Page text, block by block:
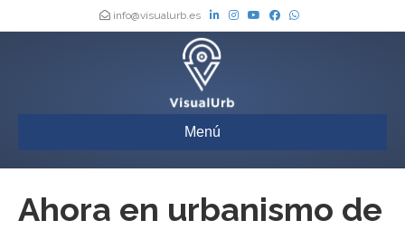
info@visualurb.es
Menú
Ahora en urbanismo de